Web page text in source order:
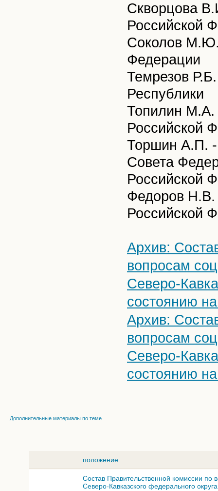
Скворцова
Российской
Соколов М.Ю.
Федерации
Темрезов
Республики
Топилин М.А.
Российской
Торшин А.П. -
Совета
Российской
Федоров Н.В.
Российской
Архив:
вопросам
Северо-
состоянию
Архив:
вопросам
Северо-
состоянию
Дополнительные материалы по теме
положение
Состав Правительственной комиссии по
Северо-Кавказского федерального